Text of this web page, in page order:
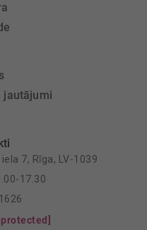
jautājumi
7, Rīga, LV-1039
17.30